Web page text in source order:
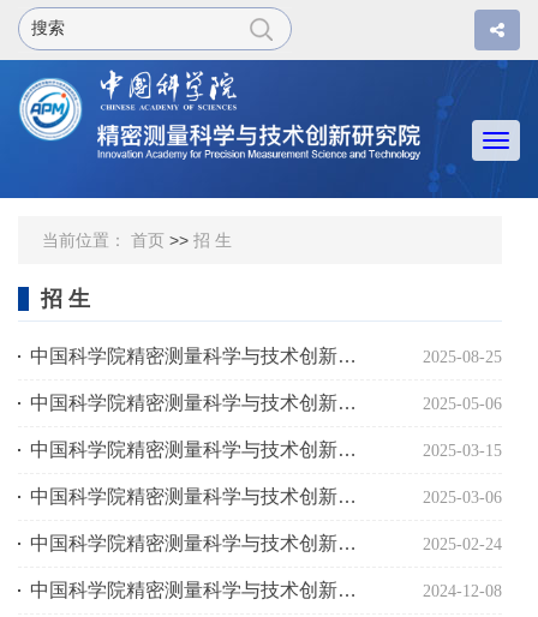
当前位置： 首页 >> 招 生
招 生
中国科学院精密测量科学与技术创新研究院接收2026年推荐免试生公告 2025-08-25
中国科学院精密测量科学与技术创新研究院2025年“逐梦科研”菁英大学生科学夏令营营员招募启事 2025-05-06
中国科学院精密测量科学与技术创新研究院2025年硕士研究生招生复试规程 2025-03-15
中国科学院精密测量科学与技术创新研究院2025年博士研究生招生考试规程 2025-03-06
中国科学院精密测量科学与技术创新研究院2025年硕士入学考试成绩复查公告 2025-02-24
中国科学院精密测量科学与技术创新研究院2025年秋季入学博士研究生招生网上报名公告 2024-12-08